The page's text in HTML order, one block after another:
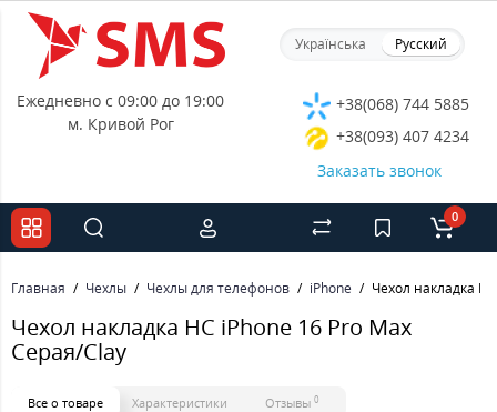
Українська Русский
Ежедневно с 09:00 до 19:00
м. Кривой Рог
+38(068) 744 5885
+38(093) 407 4234
Заказать звонок
0
Главная Чехлы Чехлы для телефонов iPhone Чехол накладка
Чехол накладка HC iPhone 16 Pro Max
Серая/Clay
Все о товаре Характеристики Отзывы 0